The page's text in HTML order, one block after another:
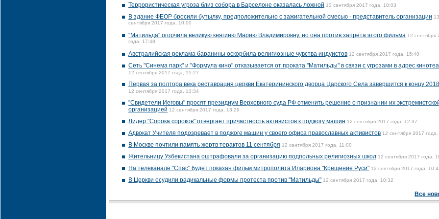
Террористическая угроза близ собора в Барселоне оказалась ложной 13 сентября 2017 года, 10:03
В здание ФЕОР бросили бутылку, предположительно с зажигательной смесью - представитель организации 13
сентября 2017 года, 10:00
"Матильда" огорчила великую княгиню Марию Владимировну, но она против запрета этого фильма 12 сентября
года, 17:48
Австралийская реклама баранины оскорбила религиозные чувства индуистов 12 сентября 2017 года, 15:40
Сеть "Синема парк" и "Формула кино" отказывается от проката "Матильды" в связи с угрозами в адрес
12 сентября 2017 года, 15:27
Первая за полтора века реставрация церкви Екатерининского дворца Царского Села завершится к концу
12 сентября 2017 года, 13:34
"Свидетели Иеговы" просят президиум Верховного суда РФ отменить решение о признании их
организацией 12 сентября 2017 года, 13:29
Лидер "Сорока сороков" отвергает причастность активистов к поджогу машин 12 сентября 2017 года, 12:37
Адвокат Учителя подозревает в поджоге машин у своего офиса православных активистов 12 сентября 2017 года,
В Москве почтили память жертв терактов 11 сентября 12 сентября 2017 года, 11:00
Жительницу Узбекистана оштрафовали за организацию подпольных религиозных школ 12 сентября 2017 года,
На телеканале "Спас" будет показан фильм митрополита Илариона "Крещение Руси" 12 сентября 2017 года,
В Церкви осудили радикальные формы протеста против "Матильды" 12 сентября 2017 года, 10:32
Все